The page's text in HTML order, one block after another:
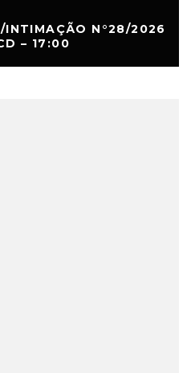
INTIMAÇÃO N°28/2026
– 17:00